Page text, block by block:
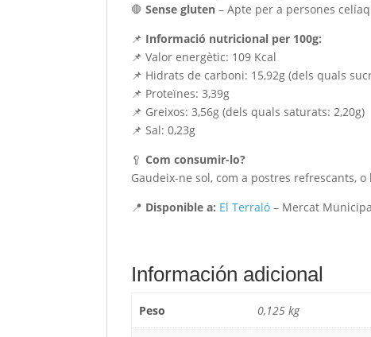
🛑Sense gluten – Apte per a persones
📌 Informació nutricional per 100g:
📌 Valor energètic: 109 Kcal
📌 Hidrats de carboni: 15,92g (dels quals
📌 Proteïnes: 3,39g
📌 Greixos: 3,56g (dels quals saturats: 2,20g)
📌 Sal: 0,23g
🥄Com consumir-lo?
Gaudeix-ne sol, com a postres refrescants,
📍 Disponible a: El Terraló – Mercat
Información adicional
Peso 0,125 kg